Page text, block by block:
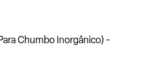
Chumbo Inorgânico) -